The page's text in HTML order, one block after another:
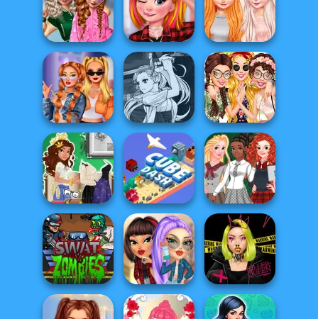
My Cosy Blanket
Design
Barbie Model For
Vogue
Summer Picnic
Date
School
Popularity
Challenge
Rebel Hairstyle
Makeover
Princesses
Comfy Cozy Day
Fashionable
School Girls
Manga Creator
Vampire Hunter
P...
Sorority Girls
Party Fun
Moana The New
Girl In School
Cube Dash
High School
Princesses